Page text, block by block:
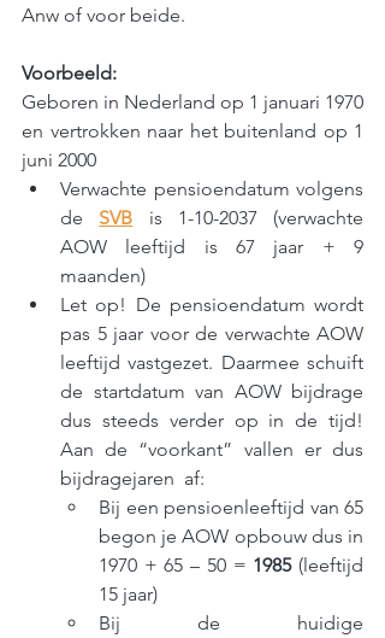
Anw of voor beide.
Voorbeeld:
Geboren in Nederland op 1 januari 1970
en vertrokken naar het buitenland op 1
juni 2000
Verwachte pensioendatum volgens
de SVB is 1-10-2037 (verwachte
AOW leeftijd is 67 jaar + 9
maanden)
Let op! De pensioendatum wordt
pas 5 jaar voor de verwachte AOW
leeftijd vastgezet. Daarmee schuift
de startdatum van AOW bijdrage
dus steeds verder op in de tijd!
Aan de “voorkant” vallen er dus
bijdragejaren  af:
Bij een pensioenleeftijd van 65
begon je AOW opbouw dus in
1970 + 65 – 50 = 1985 (leeftijd
15 jaar)
Bij de huidige